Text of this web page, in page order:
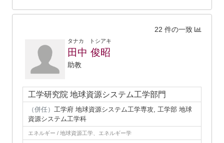
22 件の一致
タナカ トシアキ
田中 俊昭
助教
工学研究院 地球資源システム工学部門
（併任） 工学府 地球資源システム工学専攻, 工学部 地球
資源システム工学科
エネルギー / 地球資源工学、エネルギー学